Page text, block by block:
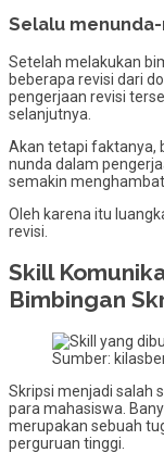
Selalu
Setelah melakukan
beberapa revisi dari
pengerjaan revisi
selanjutnya.
Akan tetapi faktanya,
nunda dalam
semakin
Oleh karena itu
revisi.
Skill
Bimbingan
Sumber:
Skripsi menjadi salah
para mahasiswa.
merupakan sebuah
perguruan tinggi.